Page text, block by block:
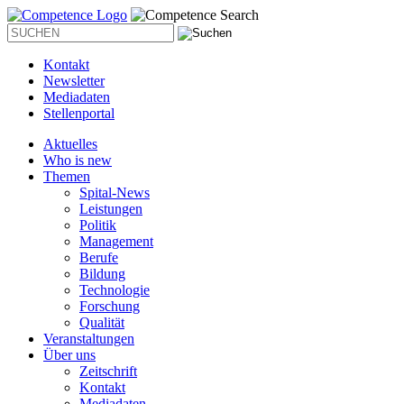
Kontakt
Newsletter
Mediadaten
Stellenportal
Aktuelles
Who is new
Themen
Spital-News
Leistungen
Politik
Management
Berufe
Bildung
Technologie
Forschung
Qualität
Veranstaltungen
Über uns
Zeitschrift
Kontakt